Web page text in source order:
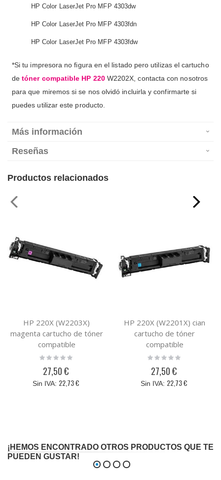
HP Color LaserJet Pro MFP 4303dw
HP Color LaserJet Pro MFP 4303fdn
HP Color LaserJet Pro MFP 4303fdw
*Si tu impresora no figura en el listado pero utilizas el cartucho
detóner compatible HP 220W2202X, contacta con nosotros
para que miremos si se nos olvidó incluirla y confirmarte si
puedes utilizar este producto.
Más información
Reseñas
Productos relacionados
HP 220X (W2203X)
magenta cartucho de tóner
compatible
Rating:
27,50 €
22,73 €
HP 220X (W2201X) cian
cartucho de tóner
compatible
Rating:
27,50 €
22,73 €
¡HEMOS ENCONTRADO OTROS PRODUCTOS QUE TE
PUEDEN GUSTAR!